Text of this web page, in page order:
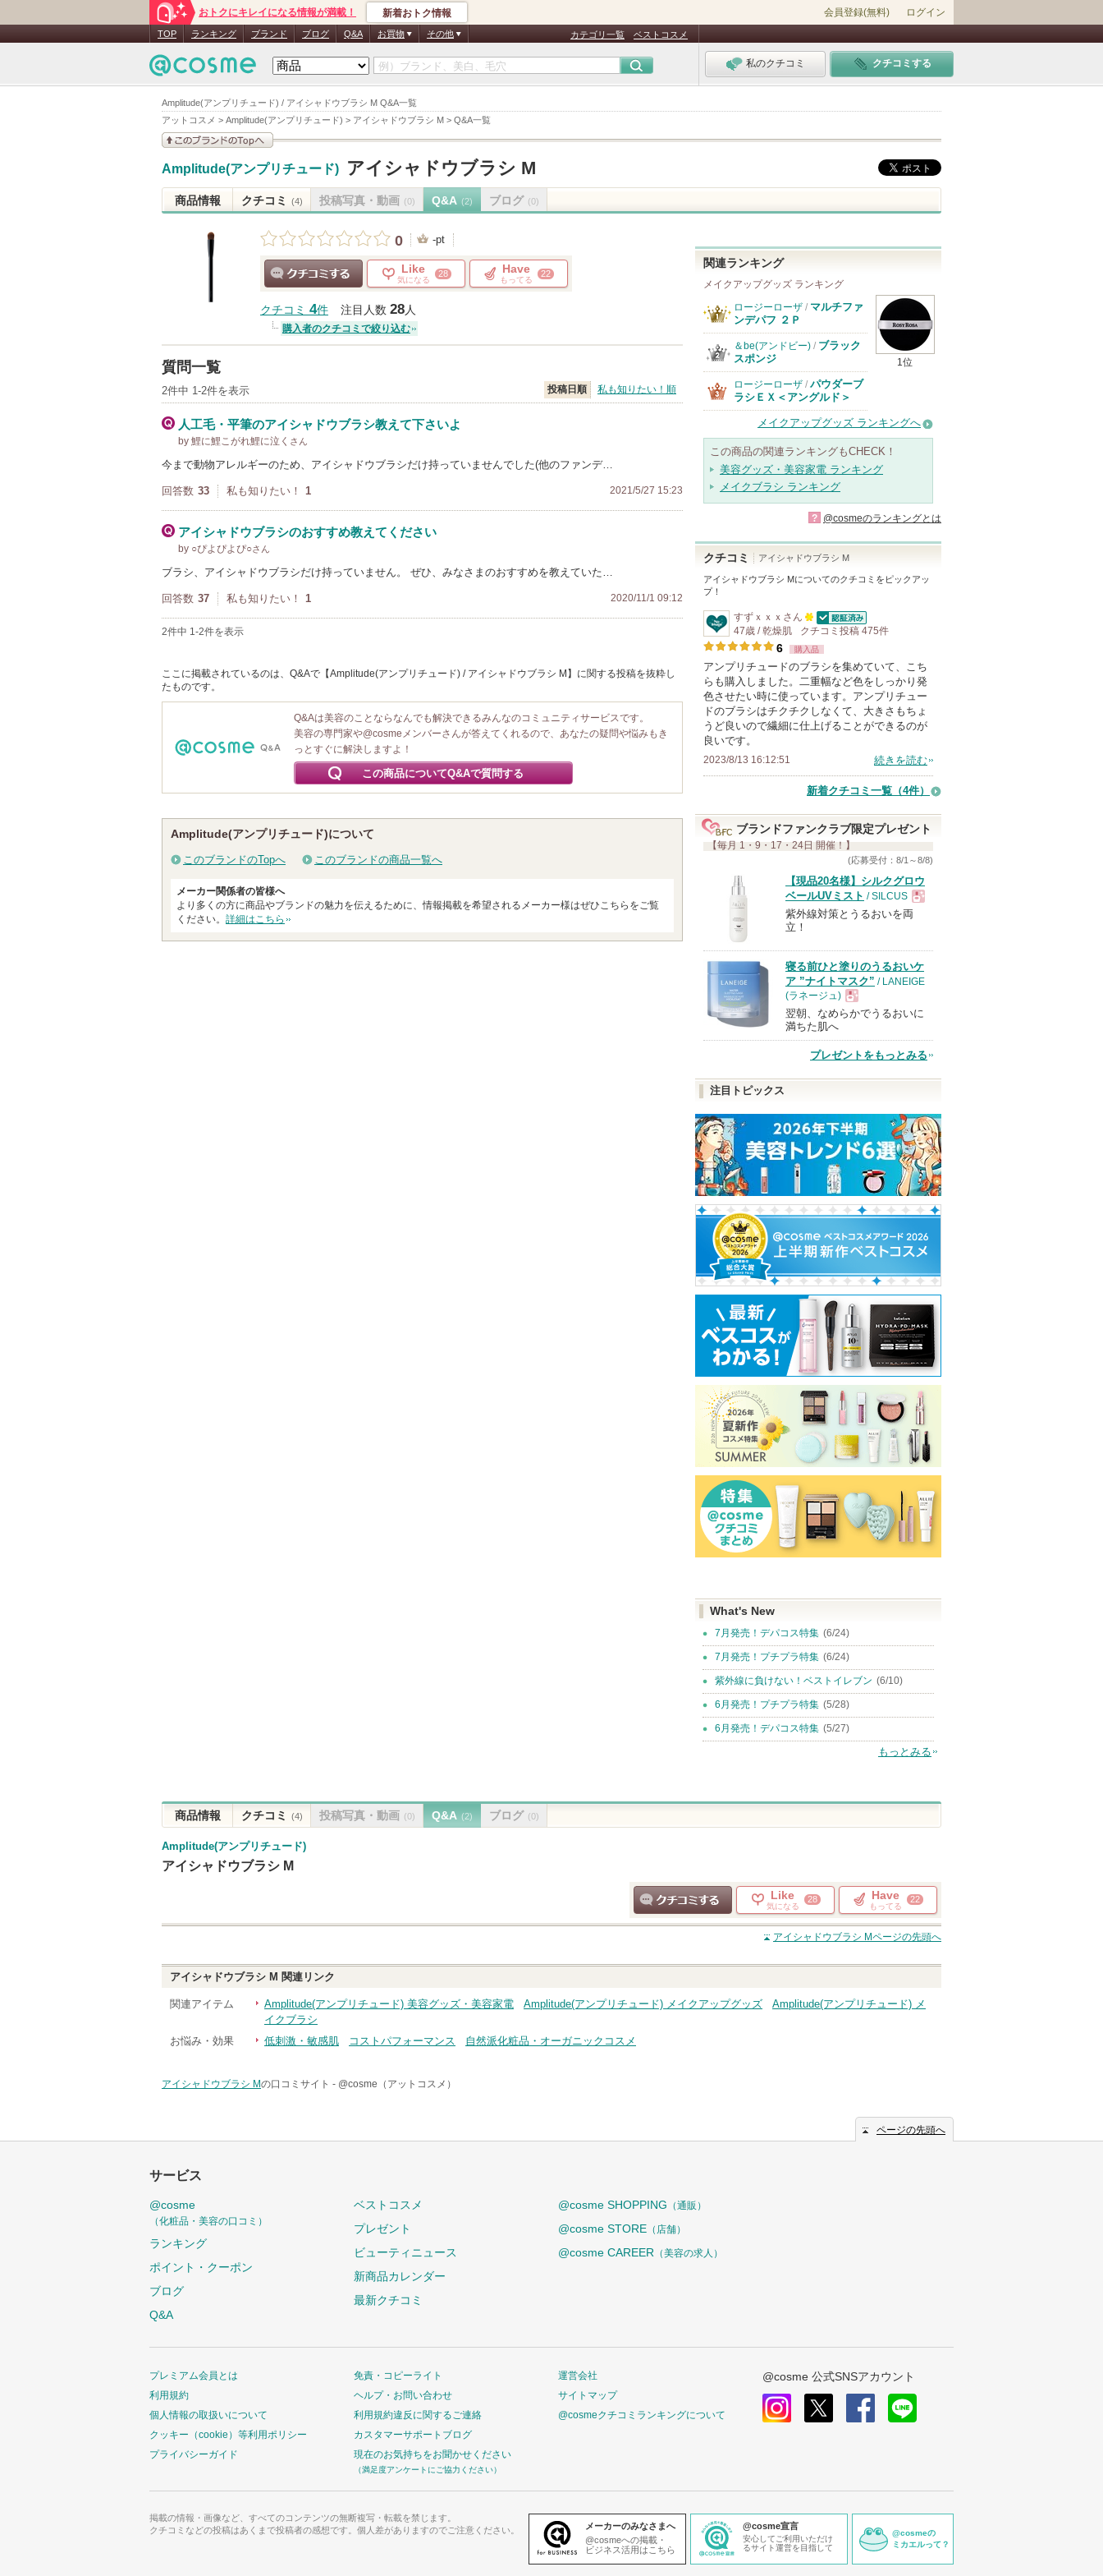
Amplitude(アンプリチュード) / アイシャドウブラシ M Q&A一覧
アットコスメ > Amplitude(アンプリチュード) > アイシャドウブラシ M > Q&A一覧
おトクにキレイになる情報が満載！ 新着おトク情報 会員登録(無料) ログイン
TOP ランキング ブランド ブログ Q&A お買物 その他 カテゴリ一覧 ベストコスメ
私のクチコミ クチコミする
Amplitude(アンプリチュード) アイシャドウブラシ M
商品情報 クチコミ (4) 投稿写真・動画 (0) Q&A (2) ブログ (0)
0 -pt
Like
気になる
28 Have
もってる
22
クチコミ 4件 注目人数 28人
購入者のクチコミで絞り込む
質問一覧
2件中 1-2件を表示 投稿日順 私も知りたい！順
人工毛・平筆のアイシャドウブラシ教えて下さいよ
by 鯉に鯉こがれ鯉に泣く さん
今まで動物アレルギーのため、アイシャドウブラシだけ持っていませんでした(他のファンデ…
回答数 33 私も知りたい！ 1 2021/5/27 15:23
アイシャドウブラシのおすすめ教えてください
by ○ぴよぴよぴ○さん
ブラシ、アイシャドウブラシだけ持っていません。 ぜひ、みなさまのおすすめを教えていた…
回答数 37 私も知りたい！ 1 2020/11/1 09:12
2件中 1-2件を表示
ここに掲載されているのは、Q&Aで【Amplitude(アンプリチュード) / アイシャドウブラシ M】に関する投稿を抜粋し
たものです。
Q&Aは美容のことならなんでも解決できるみんなのコミュニティサービスです。
美容の専門家や@cosmeメンバーさんが答えてくれるので、あなたの疑問や悩みもき
っとすぐに解決しますよ！
この商品についてQ&Aで質問する
Amplitude(アンプリチュード)について
このブランドのTopへ このブランドの商品一覧へ
メーカー関係者の皆様へ
より多くの方に商品やブランドの魅力を伝えるために、情報掲載を希望されるメーカー様はぜひこちらをご覧
ください。 詳細はこちら
関連ランキング
メイクアップグッズ ランキング
1位
ロージーローザ / マルチファ
ンデパフ ２Ｐ
＆be(アンドビー) / ブラック
スポンジ
ロージーローザ / パウダーブ
ラシＥＸ＜アングルド＞
メイクアップグッズ ランキングへ
この商品の関連ランキングもCHECK！
美容グッズ・美容家電 ランキング
メイクブラシ ランキング
? @cosmeのランキングとは
クチコミ アイシャドウブラシ M
アイシャドウブラシ Mについてのクチコミをピックアッ
プ！
すずｘｘｘ さん
100
人
以
上
の
メ
ー
お
気
入
り
さ
れ
い
ま
す
認証済
47歳 / 乾燥肌 クチコミ投稿 475件
6 購入品
アンプリチュードのブラシを集めていて、こち
らも購入しました。二重幅など色をしっかり発
色させたい時に使っています。アンプリチュー
ドのブラシはチクチクしなくて、大きさもちょ
うど良いので繊細に仕上げることができるのが
良いです。
2023/8/13 16:12:51 続きを読む
新着クチコミ一覧 （4件）
ブランドファンクラブ限定プレゼント
【毎月 1・9・17・24日 開催！】
(応募受付：8/1～8/8)
【現品20名様】シルクグロウ
ベールUVミスト / SILCUS
現
品
紫外線対策とうるおいを両
立！
寝る前ひと塗りのうるおいケ
ア ”ナイトマスク” / LANEIGE
(ラネージュ)
現
品
翌朝、なめらかでうるおいに
満ちた肌へ
プレゼントをもっとみる
注目トピックス
What's New
7月発売！デパコス特集 (6/24)
7月発売！プチプラ特集 (6/24)
紫外線に負けない！ベストイレブン (6/10)
6月発売！プチプラ特集 (5/28)
6月発売！デパコス特集 (5/27)
もっとみる
商品情報 クチコミ (4) 投稿写真・動画 (0) Q&A (2) ブログ (0)
Amplitude(アンプリチュード)
アイシャドウブラシ M
クチコミする
Like
気になる
28 Have
もってる
22
アイシャドウブラシ Mページの先頭へ
アイシャドウブラシ M 関連リンク
関連アイテム Amplitude(アンプリチュード) 美容グッズ・美容家電 Amplitude(アンプリチュード) メイクアップグッズ
Amplitude(アンプリチュード) メ
イクブラシ
お悩み・効果
低刺激・敏感肌 コストパフォーマンス 自然派化粧品・オーガニックコスメ
アイシャドウブラシ Mの口コミサイト - @cosme（アットコスメ）
ページの先頭へ
サービス
@cosme
（化粧品・美容の口コミ）
ランキング
ポイント・クーポン
ブログ
Q&A
ベストコスメ
プレゼント
ビューティニュース
新商品カレンダー
最新クチコミ
@cosme SHOPPING （通販）
@cosme STORE （店舗）
@cosme CAREER （美容の求人）
プレミアム会員とは
利用規約
個人情報の取扱いについて
クッキー（cookie）等利用ポリシー
プライバシーガイド
免責・コピーライト
ヘルプ・お問い合わせ
利用規約違反に関するご連絡
カスタマーサポートブログ
現在のお気持ちをお聞かせください
（満足度アンケートにご協力ください）
運営会社
サイトマップ
@cosmeクチコミランキングについて
@cosme 公式SNSアカウント
掲載の情報・画像など、すべてのコンテンツの無断複写・転載を禁じます。
クチコミなどの投稿はあくまで投稿者の感想です。個人差がありますのでご注意ください。
メーカーのみなさまへ
@cosmeへの掲載・
ビジネス活用はこちら
@cosme宣言
安心してご利用いただけ
るサイト運営を目指して
@cosmeの
ミカエルって？